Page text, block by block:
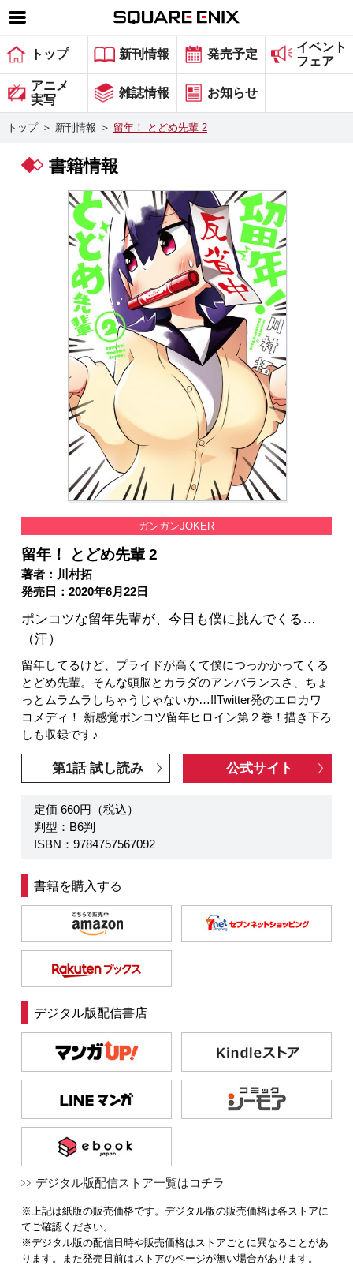
SQUARE ENIX 公式サイトメニュー
ゲーム
マガジン＆ブックス
グッズ
会社情報 採用情報
スクウェア・エニックス サイト内検索
トップ 新刊情報 発売予定
イベント
フェア
アニメ
実写
雑誌情報 お知らせ
トップ ＞ 新刊情報 ＞ 留年！ とどめ先輩 2
書籍情報
ガンガンJOKER
留年！ とどめ先輩 2
著者：川村拓
発売日：2020年6月22日
ポンコツな留年先輩が、今日も僕に挑んでくる…
（汗）
留年してるけど、プライドが高くて僕につっかかってくる
とどめ先輩。そんな頭脳とカラダのアンバランスさ、ちょ
っとムラムラしちゃうじゃないか…!!Twitter発のエロカワ
コメディ！ 新感覚ポンコツ留年ヒロイン第２巻！描き下ろ
しも収録です♪
第1話 試し読み 公式サイト
定価 660円（税込）
判型：B6判
ISBN：9784757567092
書籍を購入する
デジタル版配信書店
デジタル版配信ストア一覧はコチラ
※上記は紙版の販売価格です。デジタル版の販売価格は各ストアに
てご確認ください。
※デジタル版の配信日時や販売価格はストアごとに異なることがあ
ります。また発売日前はストアのページが無い場合があります。